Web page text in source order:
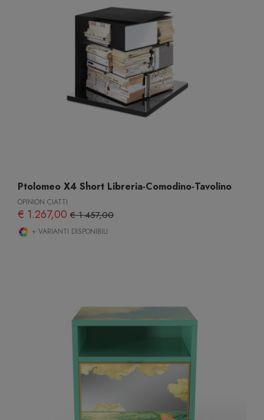
Ptolomeo X4 Short Libreria-Comodino-Tavolino
OPINION CIATTI
€ 1.267,00 € 1.457,00
+ VARIANTI DISPONIBILI